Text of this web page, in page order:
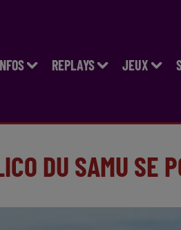
REPLAYS JEUX
DU SAMU SE